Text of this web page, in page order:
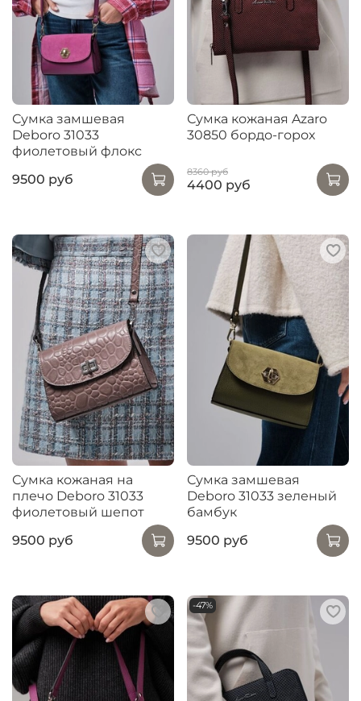
Сумка замшевая
Deboro 31033
фиолетовый флокс
9500 руб
Сумка кожаная Azaro
30850 бордо-горох
8360 руб
4400 руб
Сумка кожаная на
плечо Deboro 31033
фиолетовый шепот
9500 руб
Сумка замшевая
Deboro 31033 зеленый
бамбук
9500 руб
-47%